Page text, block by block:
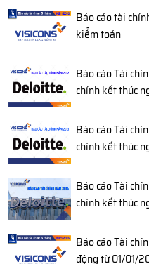
Báo cáo tài
kiểm toán
Báo cáo Tài
chính kết thúc
Báo cáo Tài
chính kết thúc
Báo cáo Tài
chính kết thúc
Báo cáo Tài
động từ 01/01/